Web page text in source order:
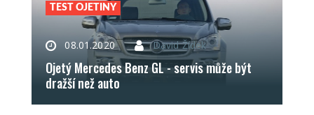
TEST OJETINY
08.01.2020 David Žídek
Ojetý Mercedes Benz GL - servis může být
dražší než auto